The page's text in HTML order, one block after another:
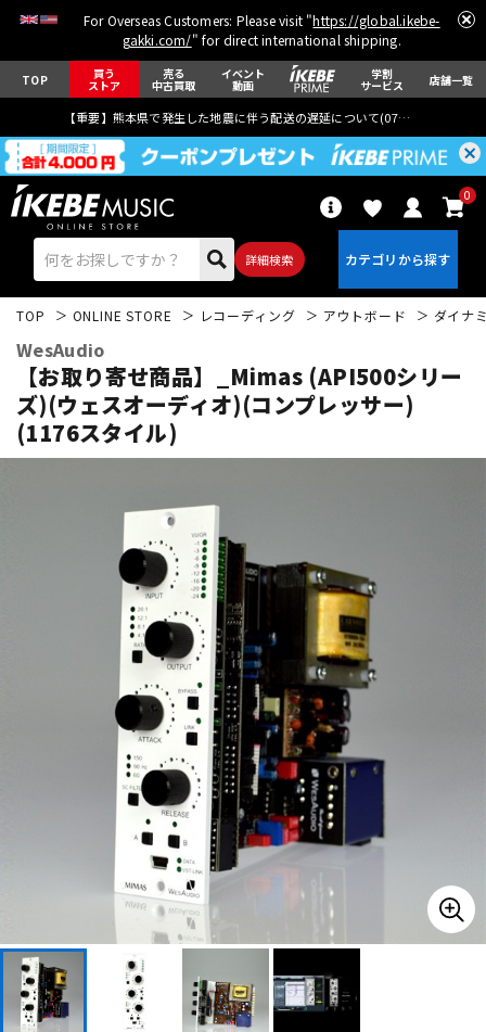
For Overseas Customers: Please visit "https://global.ikebe-
gakki.com/" for direct international shipping.
TOP 買う
ストア
売る
中古買取
イベント
動画
学割
サービス 店舗一覧
【重要】熊本県で発生した地震に伴う配送の遅延について(07月29日
詳細検索
0
エレキギター
ベース
ドラム パーカッション
電子ピアノ
管楽器 その他楽器
エフェクター
DJ機器 DTM
DTM オンライン納品 レコーディング機器
TOP ONLINE STORE レコーディング アウトボード ダイナ
WesAudio
【お取り寄せ商品】_Mimas (API500シリー
ズ)(ウェスオーディオ)(コンプレッサー)
(1176スタイル)